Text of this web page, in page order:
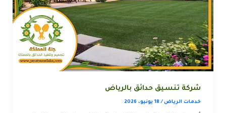
شركة تنسيق حدائق بالرياض
خدمات الرياض/ 18 يونيو، 2026